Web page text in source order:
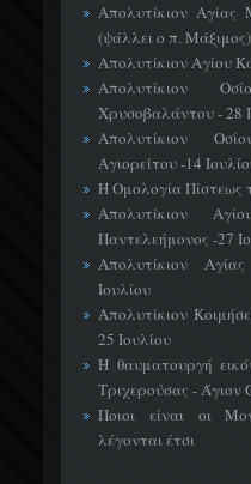
Απολυτίκιον Αγίας
(ψάλλει ο π. Μάξιμος)
Απολυτίκιον Αγίου
Απολυτίκιον
Χρυσοβαλάντου - 28
Απολυτίκιον
Αγιορείτου -14
Η Ομολογία Πίστεως
Απολυτίκιον
Παντελεήμονος -27
Απολυτίκιον
Ιουλίου
Απολυτίκιον
25 Ιουλίου
Η θαυματουργή
Τριχερούσας - Άγιον
Ποιοι είναι οι
λέγονται έτσι